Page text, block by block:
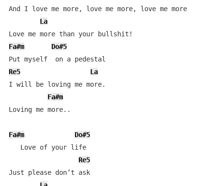
And I love me more, love me more, love me more
La
Fa#m
Do#5
Re5
La
I will be loving me more.
Fa#m
Loving mе more..
Fa#m
Do#5
   Love of your life
Re5
Just please don’t ask